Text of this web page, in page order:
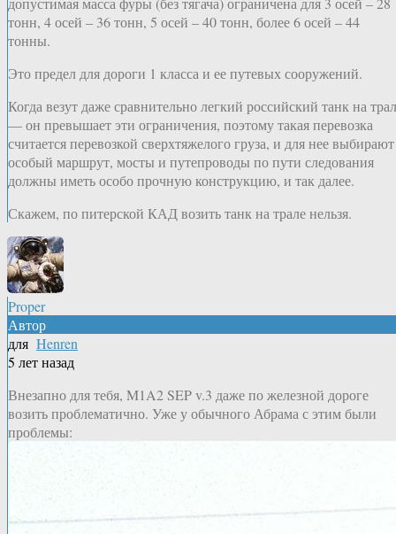
тонн, 4 осей – 36 тонн, 5 осей – 40 тонн, более 6 осей – 44
тонны.
Это предел для дороги 1 класса и ее путевых сооружений.
Когда везут даже сравнительно легкий российский танк на
— он превышает эти ограничения, поэтому такая перевозка
считается перевозкой сверхтяжелого груза, и для нее выбирают
особый маршрут, мосты и путепроводы по пути следования
должны иметь особо прочную конструкцию, и так далее.
Скажем, по питерской КАД возить танк на трале нельзя.
Proper
Автор
для Henren
5 лет назад
Внезапно для тебя, M1A2 SEP v.3 даже по железной дороге
возить проблематично. Уже у обычного Абрама с этим были
проблемы: